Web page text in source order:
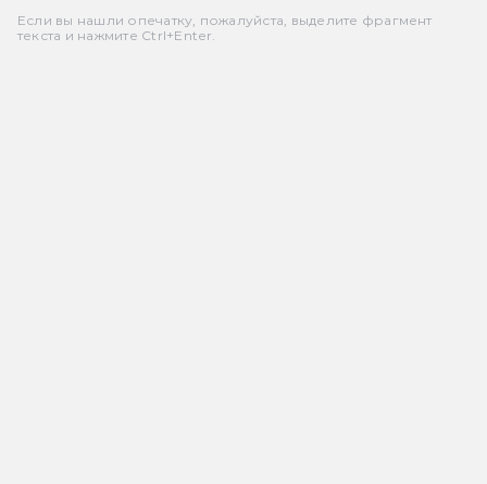
Если вы нашли опечатку, пожалуйста, выделите фрагмент
текста и нажмите Ctrl+Enter.